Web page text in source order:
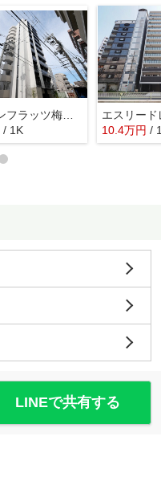
シーズンフラッツ梅田NORTH
/ 1K 10.4万円 /
LINEで共有する